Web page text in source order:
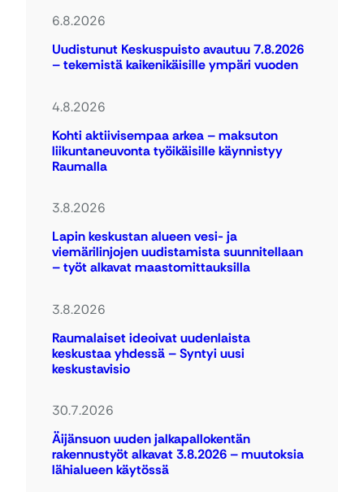
6.8.2026
Uudistunut Keskuspuisto avautuu 7.8.2026
– tekemistä kaikenikäisille ympäri vuoden
4.8.2026
Kohti aktiivisempaa arkea – maksuton
liikuntaneuvonta työikäisille käynnistyy
Raumalla
3.8.2026
Lapin keskustan alueen vesi- ja
viemärilinjojen uudistamista suunnitellaan
– työt alkavat maastomittauksilla
3.8.2026
Raumalaiset ideoivat uudenlaista
keskustaa yhdessä – Syntyi uusi
keskustavisio
30.7.2026
Äijänsuon uuden jalkapallokentän
rakennustyöt alkavat 3.8.2026 – muutoksia
lähialueen käytössä